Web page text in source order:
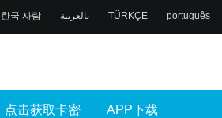
한국 사람 بالعربية TÜRKÇE português
点击获取卡密 APP下载